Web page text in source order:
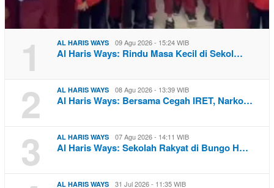
1 AL HARIS WAYS 09 Agu 2026 - 15:24 WIB
Al Haris Ways: Rindu Masa Kecil di Sekol…
2 AL HARIS WAYS 08 Agu 2026 - 13:39 WIB
Al Haris Ways: Bersama Cegah IRET, Narko…
3 AL HARIS WAYS 07 Agu 2026 - 14:11 WIB
Al Haris Ways: Sekolah Rakyat di Bungo H…
AL HARIS WAYS 31 Jul 2026 - 11:35 WIB